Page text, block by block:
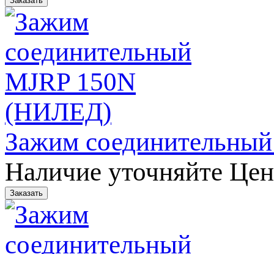
Зажим
Наличие уточняйте